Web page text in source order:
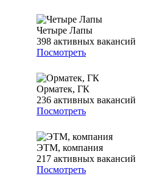
Четыре Лапы
398 активных вакансий
Посмотреть
Орматек, ГК
236 активных вакансий
Посмотреть
ЭТМ, компания
217 активных вакансий
Посмотреть